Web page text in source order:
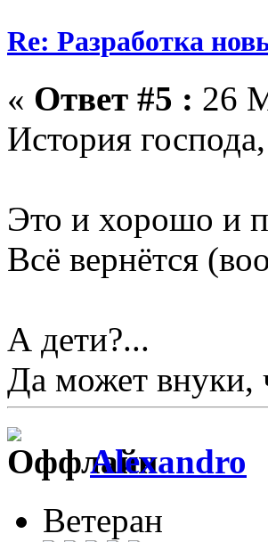
Re: Разработка
« Ответ #5 : 26
История
Это и хорошо и
Всё вернётся
А дети?...
Да может внуки,
Alexandro
Ветеран